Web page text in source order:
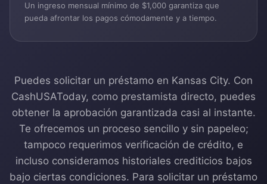
Un ingreso mensual mínimo de $1,000 garantiza que
pueda afrontar los pagos cómodamente y a tiempo.
Puedes solicitar un préstamo en Kansas City. Con
CashUSAToday, como prestamista directo, puedes
obtener la aprobación garantizada casi al instante.
Te ofrecemos un proceso sencillo y sin papeleo;
tampoco requerimos verificación de crédito, e
incluso consideramos historiales crediticios bajos
bajo ciertas condiciones. Para solicitar un préstamo